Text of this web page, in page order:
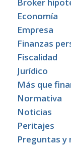
Broker
Economía
Empresa
Finanzas
Fiscalidad
Jurídico
Más que
Normativa
Noticias
Peritajes
Preguntas y